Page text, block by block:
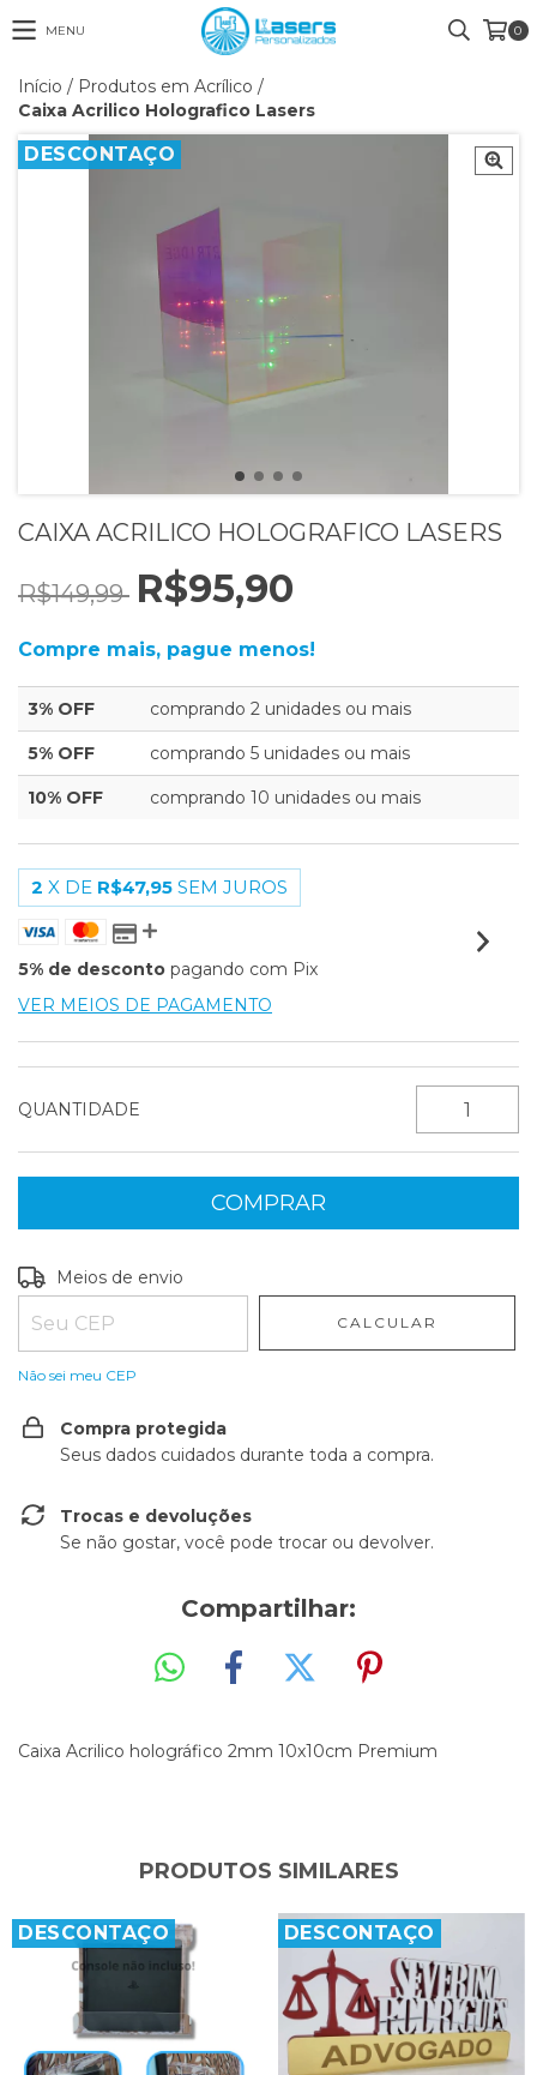
MENU 0
Início / Produtos em Acrílico /
Caixa Acrilico Holografico Lasers
DESCONTAÇO
CAIXA ACRILICO HOLOGRAFICO LASERS
R$149,99 R$95,90
Compre mais, pague menos!
3% OFF comprando 2 unidades ou mais
5% OFF comprando 5 unidades ou mais
10% OFF comprando 10 unidades ou mais
2 X DE R$47,95 SEM JUROS
5% de desconto pagando com Pix
VER MEIOS DE PAGAMENTO
QUANTIDADE
Entregas para o CEP:
Meios de envio
CALCULAR
Não sei meu CEP
Compra protegida
Seus dados cuidados durante toda a compra.
Trocas e devoluções
Se não gostar, você pode trocar ou devolver.
Compartilhar:
Caixa Acrilico holográfico 2mm 10x10cm Premium
PRODUTOS SIMILARES
DESCONTAÇO DESCONTAÇO